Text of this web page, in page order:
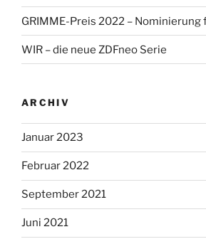
GRIMME-Preis 2022 – Nominierung
WIR – die neue ZDFneo Serie
ARCHIV
Januar 2023
Februar 2022
September 2021
Juni 2021